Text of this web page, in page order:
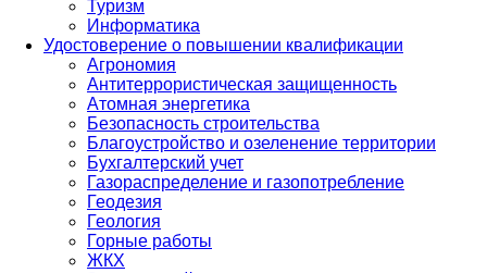
Туризм
Информатика
Удостоверение о повышении квалификации
Агрономия
Антитеррористическая защищенность
Атомная энергетика
Безопасность строительства
Благоустройство и озеленение территории
Бухгалтерский учет
Газораспределение и газопотребление
Геодезия
Геология
Горные работы
ЖКХ